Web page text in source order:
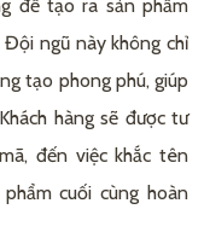
để tạo ra sản phẩm
ngũ này không chỉ
tạo phong phú, giúp
hàng sẽ được tư
đến việc khắc tên
cuối cùng hoàn